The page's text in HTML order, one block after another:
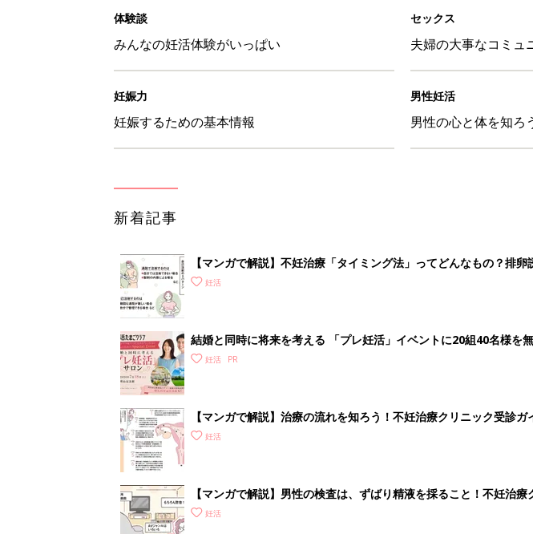
体験談
みんなの妊活体験がいっぱい
セックス
夫婦の大事なコミュ
妊娠力
妊娠するための基本情報
男性妊活
男性の心と体を知ろ
新着記事
【マンガで解説】不妊治療「タイミング法」ってどんなもの？排
診ガイドSTEP3
妊活
結婚と同時に将来を考える 「プレ妊活」イベントに20組40名様を
妊活
【マンガで解説】治療の流れを知ろう！不妊治療クリニック受診ガ
いて］
妊活
【マンガで解説】男性の検査は、ずばり精液を採ること！不妊治
STEP1［男性が受ける検査編］
妊活